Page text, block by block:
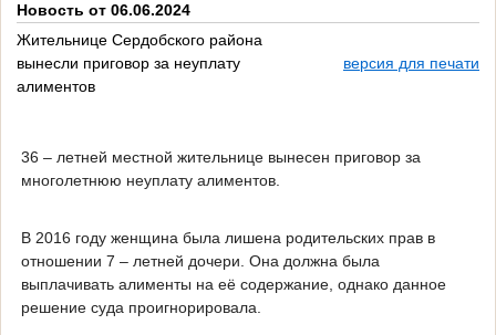
Новость от 06.06.2024
Жительнице Сердобского района
вынесли приговор за неуплату
алиментов
версия для печати
36 – летней местной жительнице вынесен приговор за
многолетнюю неуплату алиментов.
В 2016 году женщина была лишена родительских прав в
отношении 7 – летней дочери. Она должна была
выплачивать алименты на её содержание, однако данное
решение суда проигнорировала.